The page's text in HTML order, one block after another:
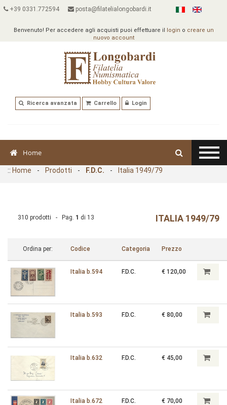
+39 0331.772594 posta@filatelialongobardi.it
Benvenuto! Per accedere agli acquisti puoi effettuare il login o creare un
nuovo account
Ricerca avanzata Carrello Login
Home
:: Home - Prodotti - F.D.C. - Italia 1949/79
ITALIA 1949/79
310 prodotti - Pag. 1 di 13
Ordina per: Codice Categoria Prezzo
Italia b.594 F.D.C. € 120,00
Italia b.593 F.D.C. € 80,00
Italia b.632 F.D.C. € 45,00
Italia b.672 F.D.C. € 70,00